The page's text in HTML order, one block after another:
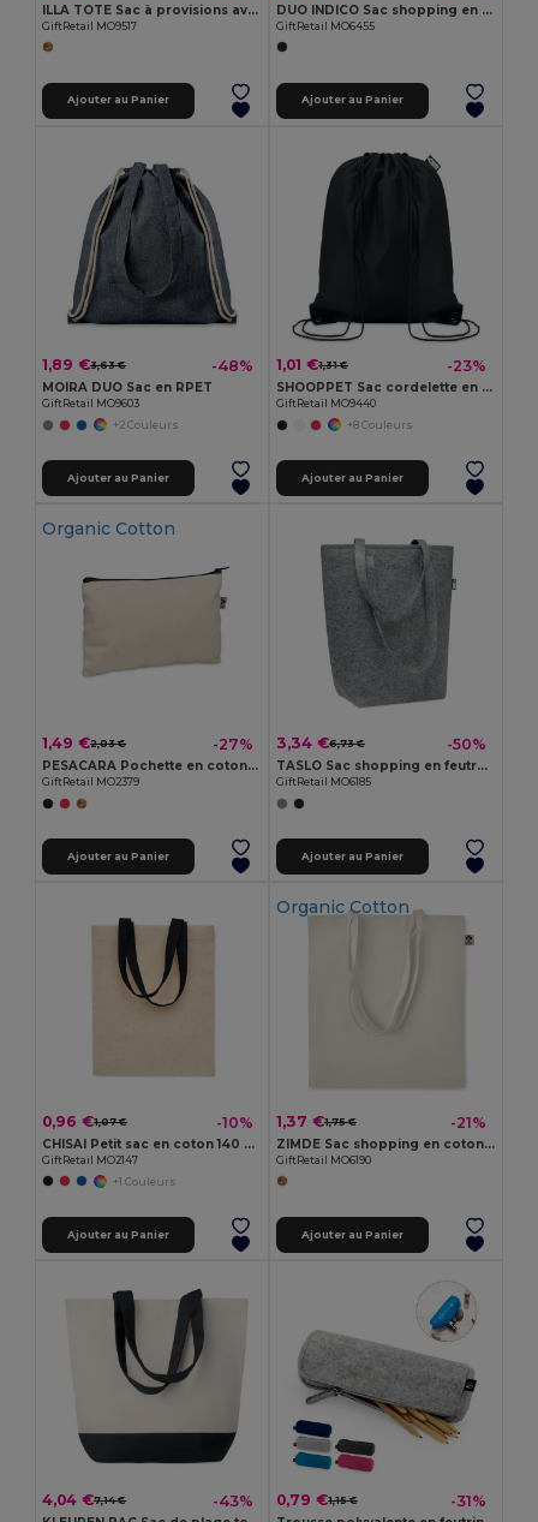
ILLA TOTE Sac à provisions avec liège
GiftRetail MO9517
Ajouter au Panier
DUO INDICO Sac shopping en feutre RPET
GiftRetail MO6455
Ajouter au Panier
1,89 €3,63 € -48%
MOIRA DUO Sac en RPET
GiftRetail MO9603
+2 Couleurs
Ajouter au Panier
1,01 €1,31 € -23%
SHOOPPET Sac cordelette en PET 190gr
GiftRetail MO9440
+8 Couleurs
Ajouter au Panier
Organic Cotton
1,49 €2,03 € -27%
PESACARA Pochette en coton 340 gr/m²
GiftRetail MO2379
Ajouter au Panier
3,34 €6,73 € -50%
TASLO Sac shopping en feutre RPET
GiftRetail MO6185
Ajouter au Panier
0,96 €1,07 € -10%
CHISAI Petit sac en coton 140 gr/m²
GiftRetail MO2147
+1 Couleurs
Ajouter au Panier
Organic Cotton
1,37 €1,75 € -21%
ZIMDE Sac shopping en coton organique
GiftRetail MO6190
Ajouter au Panier
4,04 €7,14 € -43% 0,79 €1,15 € -31%